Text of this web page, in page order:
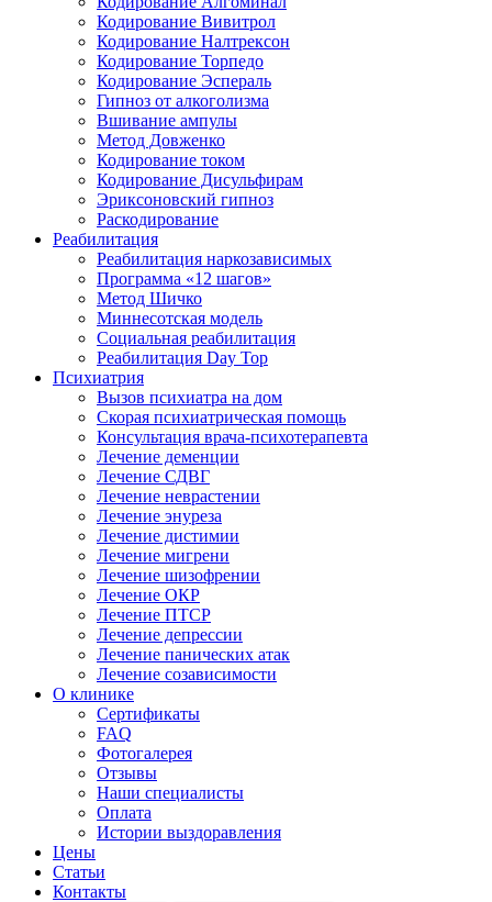
Кодирование Вивитрол
Кодирование Налтрексон
Кодирование Торпедо
Кодирование Эспераль
Гипноз от алкоголизма
Вшивание ампулы
Метод Довженко
Кодирование током
Кодирование Дисульфирам
Эриксоновский гипноз
Раскодирование
Реабилитация
Реабилитация наркозависимых
Программа «12 шагов»
Метод Шичко
Миннесотская модель
Социальная реабилитация
Реабилитация Day Top
Психиатрия
Вызов психиатра на дом
Скорая психиатрическая помощь
Консультация врача-психотерапевта
Лечение деменции
Лечение СДВГ
Лечение неврастении
Лечение энуреза
Лечение дистимии
Лечение мигрени
Лечение шизофрении
Лечение ОКР
Лечение ПТСР
Лечение депрессии
Лечение панических атак
Лечение созависимости
О клинике
Сертификаты
FAQ
Фотогалерея
Отзывы
Наши специалисты
Оплата
Истории выздоравления
Цены
Статьи
Контакты